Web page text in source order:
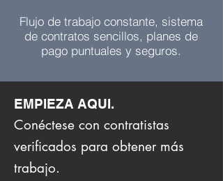
Flujo de trabajo constante, sistema
de contratos sencillos, planes de
pago puntuales y seguros.
EMPIEZA AQUI.
Conéctese con contratistas
verificados para obtener más
trabajo.